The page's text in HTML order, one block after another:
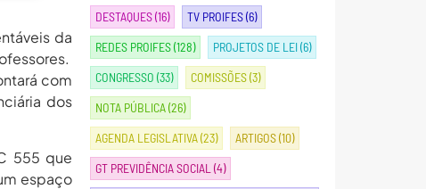
da
com
dos
555 que
espaço
DESTAQUES(16) TV PROIFES(6)
REDES PROIFES(128) PROJETOS DE LEI(6)
CONGRESSO (33) COMISSÕES(3)
NOTA PÚBLICA(26)
AGENDA LEGISLATIVA(23) ARTIGOS(10)
GT PREVIDÊNCIA SOCIAL (4)